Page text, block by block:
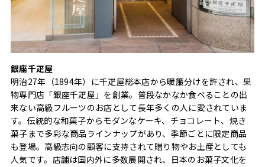
銀座千疋屋
明治27年（1894年）に千疋屋総本店から暖簾分けを許され、果
物専門店「銀座千疋屋」を創業。普段なかなか食べることの出
来ない高級フルーツのお店として長年多くの人に愛されていま
す。伝統的な和菓子からモダンなケーキ、チョコレート、焼き
菓子まで多彩な商品ラインナップがあり、季節ごとに限定商品
も登場。高級志向の顧客に支持されて贈り物やお土産としても
人気です。店舗は国内外に多数展開され、日本のお菓子文化を